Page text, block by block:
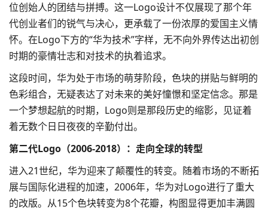
位创始人的团结与拼搏。这一Logo设计不仅展现了那个年
代创业者们的锐气与决心，更承载了一份浓厚的爱国主义情
怀。在Logo下方的“华为技术”字样，无不向外界传达出初创
时期的豪情壮志和对技术的执着追求。
这段时间，华为处于市场的萌芽阶段，色块的拼贴与鲜明的
色彩组合，无疑表达了对未来的美好憧憬和坚定信念。那是
一个梦想起航的时期，Logo则是那段历史的缩影，见证着
着无数个日日夜夜的辛勤付出。
第二代Logo（2006-2018）：走向全球的转型
进入21世纪，华为迎来了颠覆性的转变。随着市场的不断拓
展与国际化进程的加速，2006年，华为对Logo进行了重大
的改版。从15个色块转变为8个花瓣，构图显得更加丰满圆